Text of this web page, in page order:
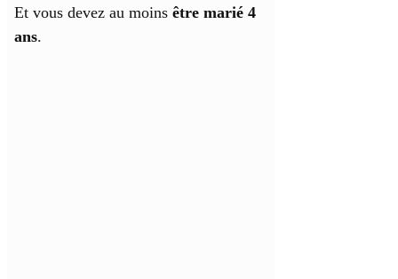
Et vous devez au moins être marié 4
ans.